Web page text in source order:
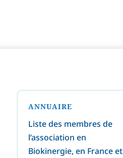
ANNUAIRE
Liste des membres de
l’association en
Biokinergie, en France et